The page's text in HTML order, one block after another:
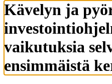
Kävelyn ja
vaikutuksia
ensimmäistä